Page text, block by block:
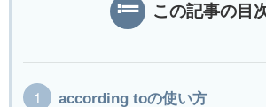
この記事の目
according toの使い方